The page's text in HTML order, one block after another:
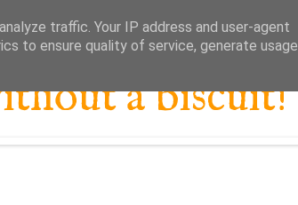
a biscuit!
traffic. Your IP address and user-agent
to ensure quality of service, generate usage